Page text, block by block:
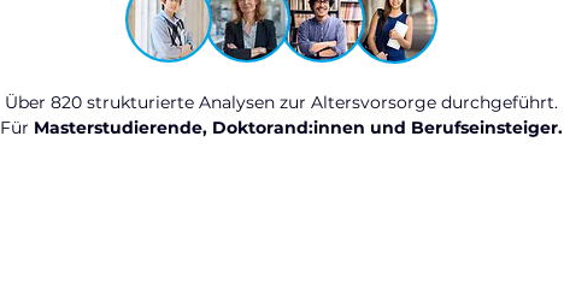
Über 820 strukturierte Analysen zur Altersvorsorge durchgeführt.
Für Masterstudierende, Doktorand:innen und Berufseinsteiger.